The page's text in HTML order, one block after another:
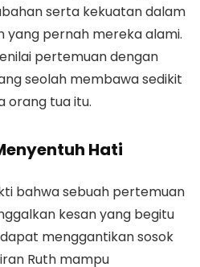
serta kekuatan dalam
yang pernah mereka alami.
pertemuan dengan
seolah membawa sedikit
orang tua itu.
Hati
bahwa sebuah pertemuan
kesan yang begitu
menggantikan sosok
Ruth mampu